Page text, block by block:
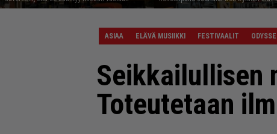
ASIAA ELÄVÄ MUSIIKKI FESTIVAALIT
Seikkailullisen
Toteutetaan